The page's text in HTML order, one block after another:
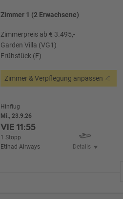
Zimmer 1 (2 Erwachsene)
Zimmerpreis ab € 3.495,-
Garden Villa (VG1)
Frühstück (F)
Zimmer & Verpflegung anpassen
Hinflug
Mi., 23.9.26
VIE11:55
1 Stopp
Etihad Airways
Details